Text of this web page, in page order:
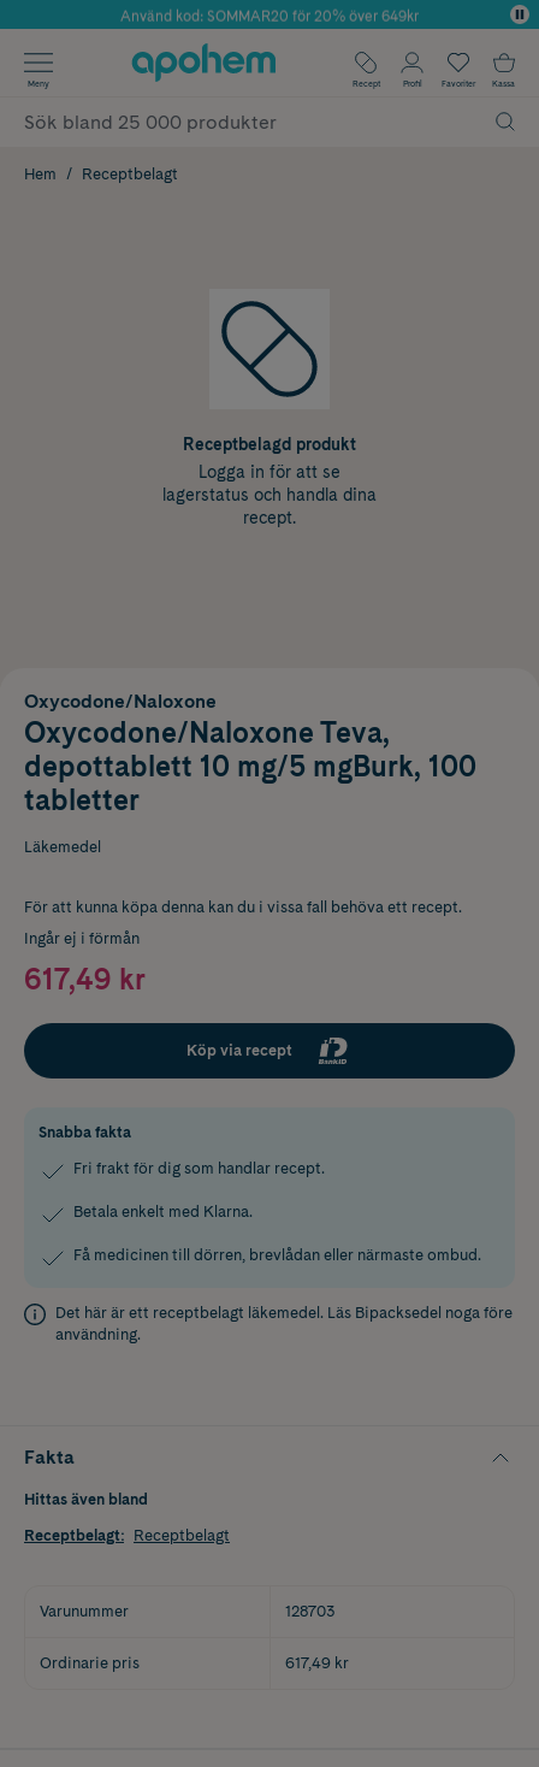
Årets Butik 2025 inom Skönhet
Använd kod: SOMMAR20 för 20% över 649kr
✓ Fri frakt
✓ Poäng på alla köp*
Meny Recept Profil Favoriter Kassa
Hem Receptbelagt
Receptbelagd produkt
Logga in för att se
lagerstatus och handla dina
recept.
Oxycodone/Naloxone
Oxycodone/Naloxone Teva,
depottablett 10 mg/5 mgBurk, 100
tabletter
Läkemedel
För att kunna köpa denna kan du i vissa fall behöva ett recept.
Ingår ej i förmån
617,49 kr
Köp via recept
Snabba fakta
Fri frakt för dig som handlar recept.
Betala enkelt med Klarna.
Få medicinen till dörren, brevlådan eller närmaste ombud.
Det här är ett receptbelagt läkemedel. Läs Bipacksedel noga före
användning.
Fakta
Hittas även bland
Receptbelagt: Receptbelagt
Varunummer 128703
Ordinarie pris 617,49 kr